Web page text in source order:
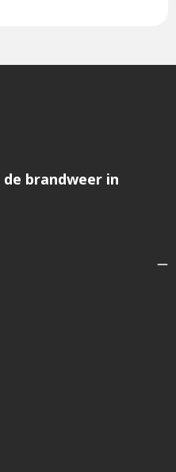
brandweer in